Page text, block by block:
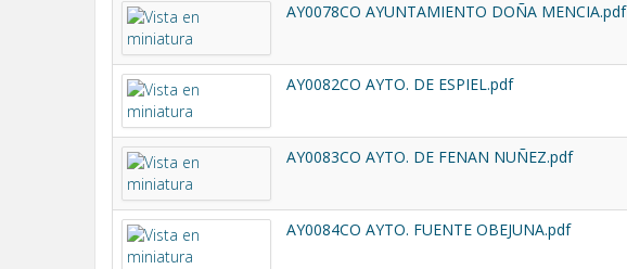
AY0078CO AYUNTAMIENTO DOÑA MENCIA.pdf
AY0082CO AYTO. DE ESPIEL.pdf
AY0083CO AYTO. DE FENAN NUÑEZ.pdf
AY0084CO AYTO. FUENTE OBEJUNA.pdf